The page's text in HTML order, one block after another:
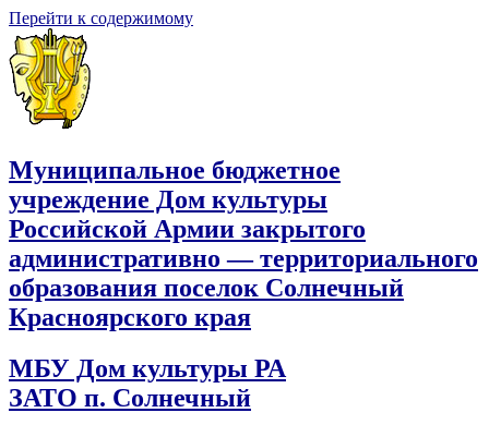
Перейти к содержимому
Муниципальное бюджетное
учреждение Дом культуры
Российской Армии закрытого
административно — территориального
образования поселок Солнечный
Красноярского края
МБУ Дом культуры РА
ЗАТО п. Солнечный